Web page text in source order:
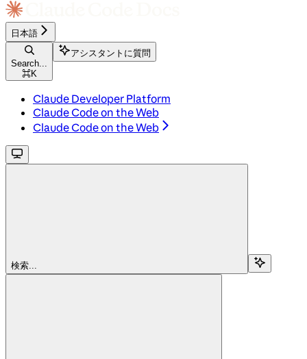
日本語
Search...
⌘K
アシスタントに質問
Claude Developer Platform
Claude Code on the Web
Claude Code on the Web
検索...